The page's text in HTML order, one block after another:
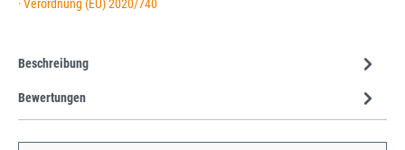
· Verordnung (EU) 2020/740
Beschreibung
Bewertungen